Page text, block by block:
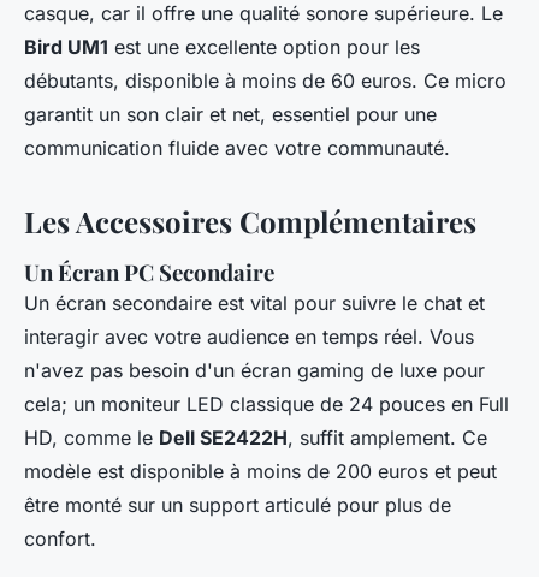
casque, car il offre une qualité sonore supérieure. Le
Bird UM1 est une excellente option pour les
débutants, disponible à moins de 60 euros. Ce micro
garantit un son clair et net, essentiel pour une
communication fluide avec votre communauté.
Les Accessoires Complémentaires
Un Écran PC Secondaire
Un écran secondaire est vital pour suivre le chat et
interagir avec votre audience en temps réel. Vous
n'avez pas besoin d'un écran gaming de luxe pour
cela; un moniteur LED classique de 24 pouces en Full
HD, comme le Dell SE2422H, suffit amplement. Ce
modèle est disponible à moins de 200 euros et peut
être monté sur un support articulé pour plus de
confort.